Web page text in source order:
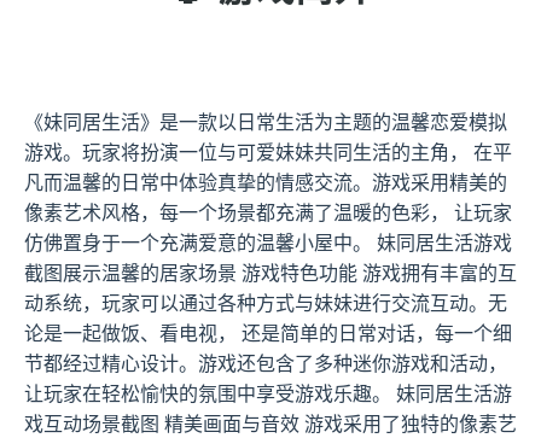
《妹同居生活》是一款以日常生活为主题的温馨恋爱模拟
游戏。玩家将扮演一位与可爱妹妹共同生活的主角， 在平
凡而温馨的日常中体验真挚的情感交流。游戏采用精美的
像素艺术风格，每一个场景都充满了温暖的色彩， 让玩家
仿佛置身于一个充满爱意的温馨小屋中。 妹同居生活游戏
截图展示温馨的居家场景 游戏特色功能 游戏拥有丰富的互
动系统，玩家可以通过各种方式与妹妹进行交流互动。无
论是一起做饭、看电视， 还是简单的日常对话，每一个细
节都经过精心设计。游戏还包含了多种迷你游戏和活动，
让玩家在轻松愉快的氛围中享受游戏乐趣。 妹同居生活游
戏互动场景截图 精美画面与音效 游戏采用了独特的像素艺